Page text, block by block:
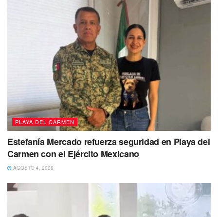
PLAYA DEL CARMEN
Estefanía Mercado refuerza seguridad en Playa del
Carmen con el Ejército Mexicano
AGOSTO 4, 2026